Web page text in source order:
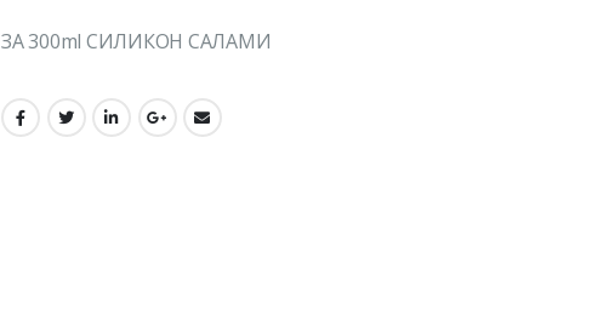
ЗА 300ml СИЛИКОН САЛАМИ